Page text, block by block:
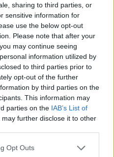
sharing to third parties, or
sensitive information for
use the below opt-out
Please note that after your
may continue seeing
information utilized by
to third parties prior to
opt-out of the further
by third parties on the
This information may
parties on the IAB’s List of
may further disclose it to other
uses one or more Google
Opt Outs